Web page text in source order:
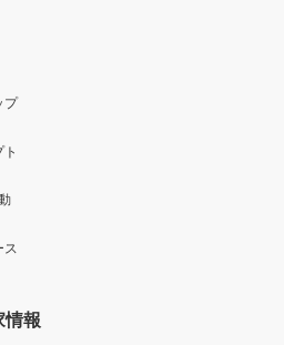
プ
ス
情報